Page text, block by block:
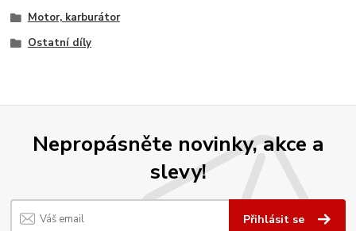
Motor, karburátor
Ostatní díly
Nepropásněte novinky, akce a
slevy!
Přihlásit se